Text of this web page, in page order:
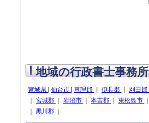
地域の行政書士事務所
宮城県 仙台市 亘理郡 伊具郡 刈田郡
宮城郡 岩沼市 本吉郡 東松島市
黒川郡